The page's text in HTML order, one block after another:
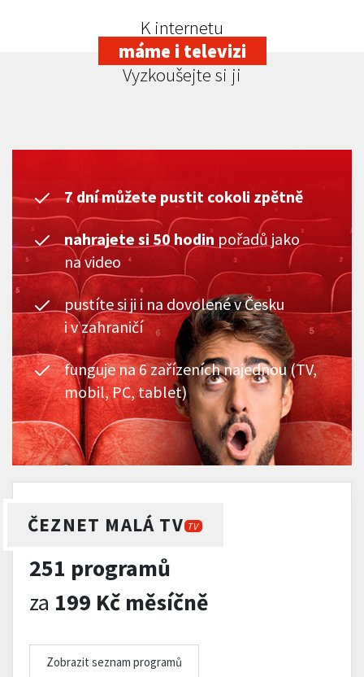
K internetu
máme i televizi
Vyzkoušejte si ji
7 dní můžete pustit cokoli zpětně
nahrajete si 50 hodin pořadů jako
na video
pustíte si ji i na dovolené v Česku
i v zahraničí
funguje na 6 zařízeních najednou (TV,
mobil, PC, tablet)
ČEZNET MALÁ TV TV
251 programů
za 199 Kč měsíčně
Zobrazit seznam programů